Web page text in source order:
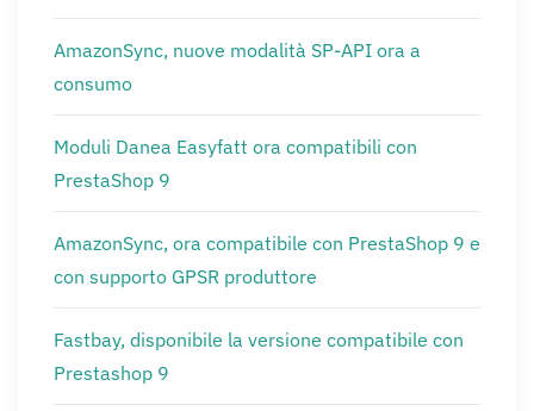
AmazonSync, nuove modalità SP-API ora a
consumo
Moduli Danea Easyfatt ora compatibili con
PrestaShop 9
AmazonSync, ora compatibile con PrestaShop 9 e
con supporto GPSR produttore
Fastbay, disponibile la versione compatibile con
Prestashop 9